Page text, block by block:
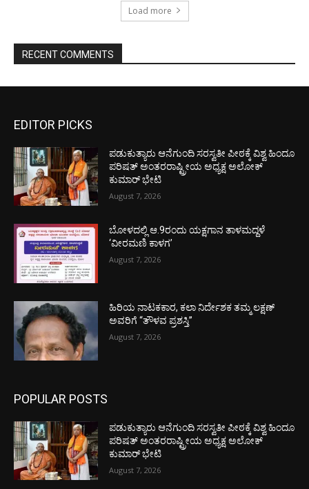
Load more
RECENT COMMENTS
EDITOR PICKS
ಪಡುಕುತ್ಯಾರು ಆನೆಗುಂದಿ ಸರಸ್ವತೀ ಪೀಠಕ್ಕೆ ವಿಶ್ವ ಹಿಂದೂ
ಪರಿಷತ್ ಅಂತರರಾಷ್ಟ್ರೀಯ ಅಧ್ಯಕ್ಷ ಅಲೋಕ್
ಕುಮಾರ್ ಭೇಟಿ
August 7, 2026
ಬೋಳದಲ್ಲಿ ಆ.9ರಂದು ಯಕ್ಷಗಾನ ತಾಳಮದ್ದಳೆ
‘ವೀರಮಣಿ ಕಾಳಗ’
August 7, 2026
ಹಿರಿಯ ನಾಟಕಕಾರ, ಕಲಾ ನಿರ್ದೇಶಕ ತಮ್ಮ ಲಕ್ಷಣ್
ಅವರಿಗೆ “ತೌಳವ ಪ್ರಶಸ್ತಿ”
August 7, 2026
POPULAR POSTS
ಪಡುಕುತ್ಯಾರು ಆನೆಗುಂದಿ ಸರಸ್ವತೀ ಪೀಠಕ್ಕೆ ವಿಶ್ವ ಹಿಂದೂ
ಪರಿಷತ್ ಅಂತರರಾಷ್ಟ್ರೀಯ ಅಧ್ಯಕ್ಷ ಅಲೋಕ್
ಕುಮಾರ್ ಭೇಟಿ
August 7, 2026